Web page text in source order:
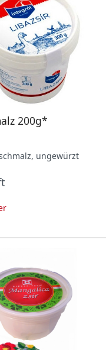
200g*
ungewürzt